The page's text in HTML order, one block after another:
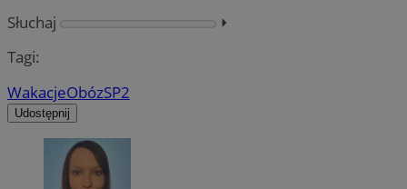
Słuchaj
⏵︎
Tagi:
WakacjeObózSP2
Udostępnij